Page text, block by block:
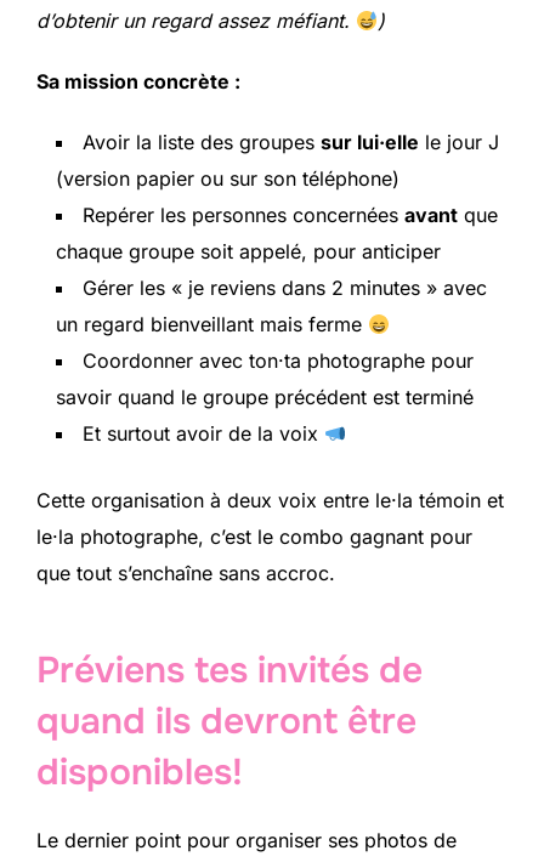
d’obtenir un regard assez méfiant.
)
Sa mission concrète :
Avoir la liste des groupes sur lui·elle le jour J
(version papier ou sur son téléphone)
Repérer les personnes concernées avant que
chaque groupe soit appelé, pour anticiper
Gérer les « je reviens dans 2 minutes » avec
un regard bienveillant mais ferme
Coordonner avec ton·ta photographe pour
savoir quand le groupe précédent est terminé
Et surtout avoir de la voix
Cette organisation à deux voix entre le·la témoin et
le·la photographe, c’est le combo gagnant pour
que tout s’enchaîne sans accroc.
Préviens tes invités de
quand ils devront être
disponibles!
Le dernier point pour organiser ses photos de